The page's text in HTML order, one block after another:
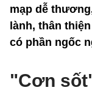
mạp dễ
lành, thân
có phần ngốc
"Cơn